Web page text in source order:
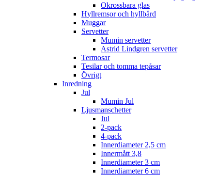
Okrossbara glas
Hyllremsor och hyllbård
Muggar
Servetter
Mumin servetter
Astrid Lindgren servetter
Termosar
Tesilar och tomma tepåsar
Övrigt
Inredning
Jul
Mumin Jul
Ljusmanschetter
Jul
2-pack
4-pack
Innerdiameter 2,5 cm
Innermått 3,8
Innerdiameter 3 cm
Innerdiameter 6 cm